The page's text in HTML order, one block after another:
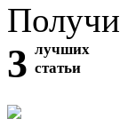
3 лучших
статьи